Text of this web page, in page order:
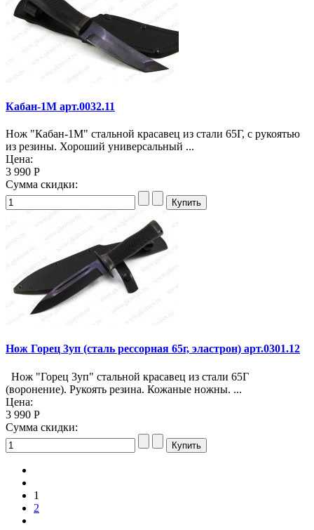
Кабан-1М арт.0032.11
Нож "Кабан-1М" стальной красавец из стали 65Г, с рукоятью
из резины. Хороший универсальный ...
Цена:
3 990 Р
Сумма скидки:
Нож Горец 3уп (сталь рессорная 65г, эластрон) арт.0301.12
Нож "Горец 3уп" стальной красавец из стали 65Г
(воронение). Рукоять резина. Кожаные ножны. ...
Цена:
3 990 Р
Сумма скидки:
1
2